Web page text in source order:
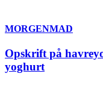
MORGENMAD
Opskrift på
yoghurt